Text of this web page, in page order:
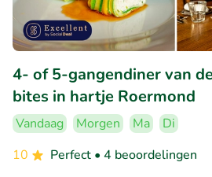
4- of 5-gangendiner van
bites in hartje Roermond
Vandaag Morgen Ma
Di
10
Perfect • 4 beoordelingen